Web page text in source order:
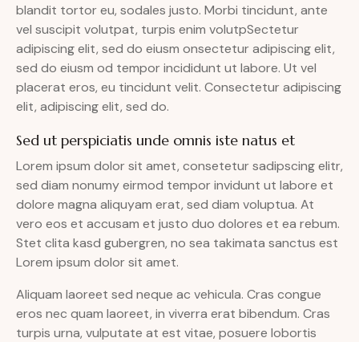
blandit tortor eu, sodales justo. Morbi tincidunt, ante
vel suscipit volutpat, turpis enim volutpSectetur
adipiscing elit, sed do eiusm onsectetur adipiscing elit,
sed do eiusm od tempor incididunt ut labore. Ut vel
placerat eros, eu tincidunt velit. Consectetur adipiscing
elit, adipiscing elit, sed do.
Sed ut perspiciatis unde omnis iste natus et
Lorem ipsum dolor sit amet, consetetur sadipscing elitr,
sed diam nonumy eirmod tempor invidunt ut labore et
dolore magna aliquyam erat, sed diam voluptua. At
vero eos et accusam et justo duo dolores et ea rebum.
Stet clita kasd gubergren, no sea takimata sanctus est
Lorem ipsum dolor sit amet.
Aliquam laoreet sed neque ac vehicula. Cras congue
eros nec quam laoreet, in viverra erat bibendum. Cras
turpis urna, vulputate at est vitae, posuere lobortis